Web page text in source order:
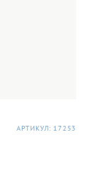
АРТИКУЛ: 17253